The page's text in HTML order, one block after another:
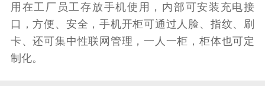
用在工厂员工存放手机使用，内部可安装充电接
口，方便、安全，手机开柜可通过人脸、指纹、刷
卡、还可集中性联网管理，一人一柜，柜体也可定
制化。